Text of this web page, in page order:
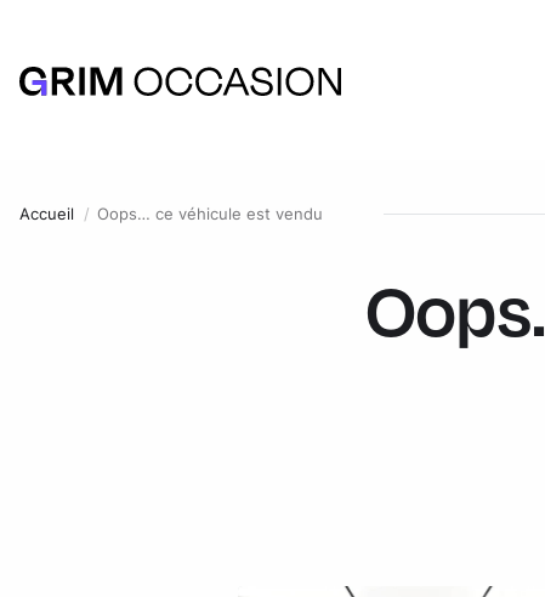
Accueil Oops… ce véhicule est vendu